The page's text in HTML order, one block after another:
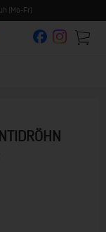
(Mo-Fr)